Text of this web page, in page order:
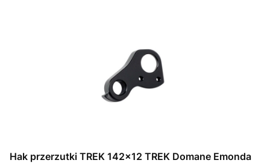
Hak przerzutki TREK 142x12 TREK Domane Emonda